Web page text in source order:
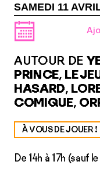
SAMEDI 11
AUTOUR DE
PRINCE, LE
HASARD,
COMIQUE,
À VOUS DE JOUER !
De 14h à 17h (sauf